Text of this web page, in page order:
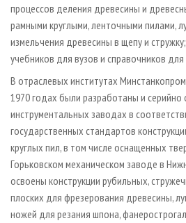
процессов деления древесины и
рамными круглыми, ленточными пилами,
измельчения древесины в щепу и
учебников для вузов и справочников
В отраслевых институтах
1970 годах были разработаны и серийно
инструментальных заводах в
государственных стандартов
круглых пил, в том числе оснащенных
Горьковском механическом заводе в
освоены конструкции рубильных,
плоских для фрезерования древесины,
ножей для резания шпона,